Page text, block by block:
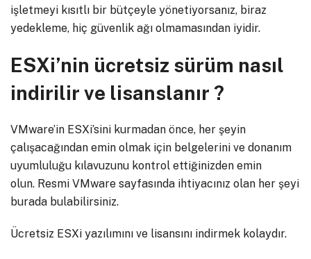
işletmeyi kısıtlı bir bütçeyle yönetiyorsanız, biraz
yedekleme, hiç güvenlik ağı olmamasından iyidir.
ESXi’nin ücretsiz sürüm nasıl
indirilir ve lisanslanır ?
VMware’in ESXi’sini kurmadan önce, her şeyin
çalışacağından emin olmak için belgelerini ve donanım
uyumluluğu kılavuzunu kontrol ettiğinizden emin
olun. Resmi VMware sayfasında ihtiyacınız olan her şeyi
burada bulabilirsiniz.
Ücretsiz ESXi yazılımını ve lisansını indirmek kolaydır.